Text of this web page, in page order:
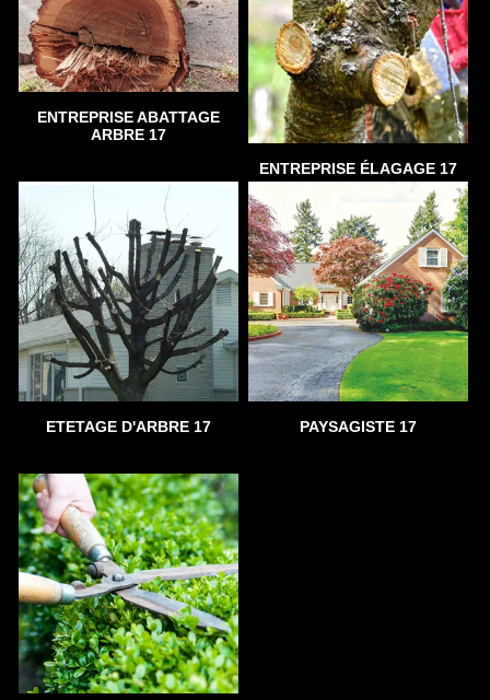
ENTREPRISE ABATTAGE
ARBRE 17
ENTREPRISE ÉLAGAGE 17
ETETAGE D'ARBRE 17 PAYSAGISTE 17